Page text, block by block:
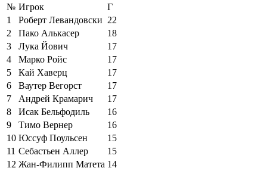
№ Игрок
Г
1
Роберт Левандовски 22
2
Пако Алькасер
18
3
Лука Йович
17
4
Марко Ройс
17
5
Кай Хаверц
17
6
Ваутер Вегорст
17
7
Андрей Крамарич
17
8
Исак Бельфодиль
16
9
Тимо Вернер
16
10 Юссуф Поульсен
15
11 Себастьен Аллер
15
12 Жан-Филипп Матета 14